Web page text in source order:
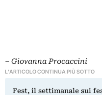
– Giovanna Procaccini
L'ARTICOLO CONTINUA PIÙ SOTTO
Fest, il settimanale sui